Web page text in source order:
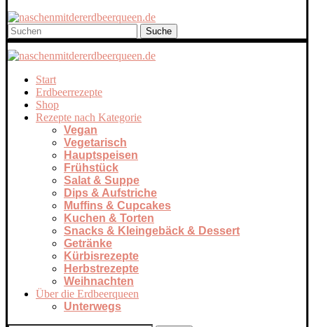
Suche
Start
Erdbeerrezepte
Shop
Rezepte nach Kategorie
Vegan
Vegetarisch
Hauptspeisen
Frühstück
Salat & Suppe
Dips & Aufstriche
Muffins & Cupcakes
Kuchen & Torten
Snacks & Kleingebäck & Dessert
Getränke
Kürbisrezepte
Herbstrezepte
Weihnachten
Über die Erdbeerqueen
Unterwegs